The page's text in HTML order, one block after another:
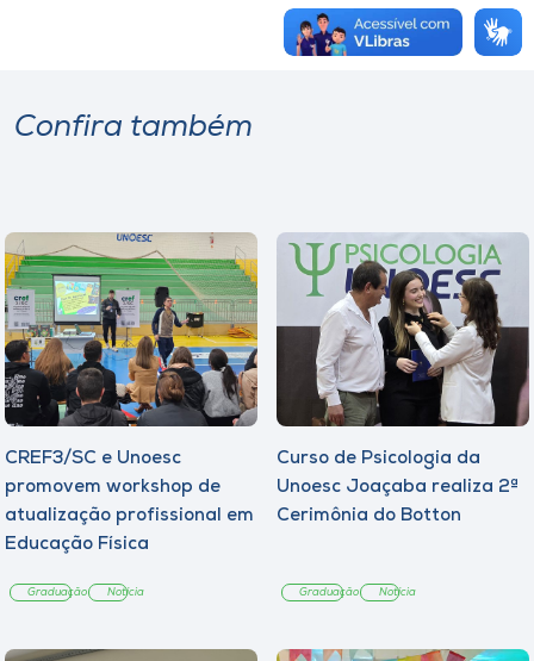
Confira também
CREF3/SC e Unoesc
promovem workshop de
atualização profissional em
Educação Física
Graduação Notícia
Curso de Psicologia da
Unoesc Joaçaba realiza 2ª
Cerimônia do Botton
Graduação Notícia